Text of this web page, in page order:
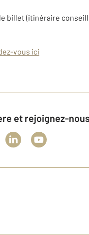
billet (itinéraire
vous ici
et rejoignez-